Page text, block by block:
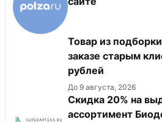
Товар из
заказе старым
рублей
До 9 августа, 2026
Скидка 20% на
ассортимент